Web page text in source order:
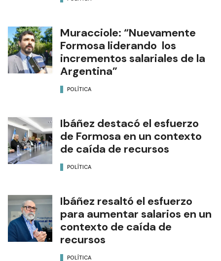
Muracciole: “Nuevamente
Formosa liderando los
incrementos salariales de la
Argentina”
POLÍTICA
Ibáñez destacó el esfuerzo
de Formosa en un contexto
de caída de recursos
POLÍTICA
Ibáñez resaltó el esfuerzo
para aumentar salarios en un
contexto de caída de
recursos
POLÍTICA